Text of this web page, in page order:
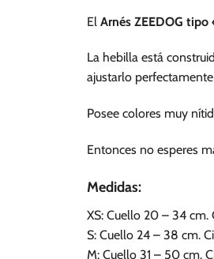
la
de
producto
El Arnés ZEEDOG
La hebilla está
ajustarlo
Posee colores muy
Entonces no esperes
Medidas:
XS: Cuello 20 – 34 cm.
S: Cuello 24 – 38 cm.
M: Cuello 31 – 50 cm.